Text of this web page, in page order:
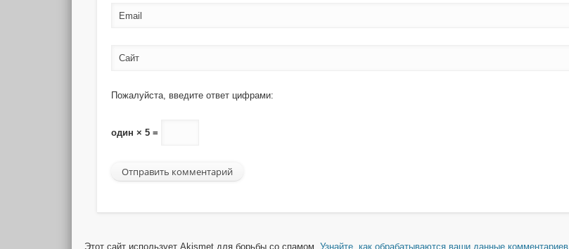
Email
Сайт
Пожалуйста, введите ответ цифрами:
один × 5 =
Этот сайт использует Akismet для борьбы со спамом.Узнайте, как обрабатываются ваши данные комментариев